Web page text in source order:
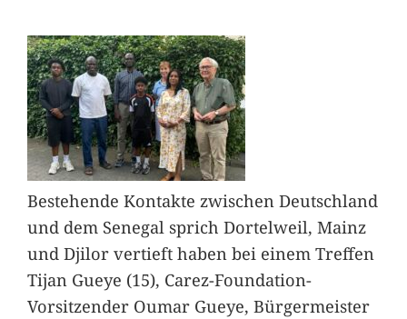
Bestehende Kontakte zwischen Deutschland
und dem Senegal sprich Dortelweil, Mainz
und Djilor vertieft haben bei einem Treffen
Tijan Gueye (15), Carez-Foundation-
Vorsitzender Oumar Gueye, Bürgermeister